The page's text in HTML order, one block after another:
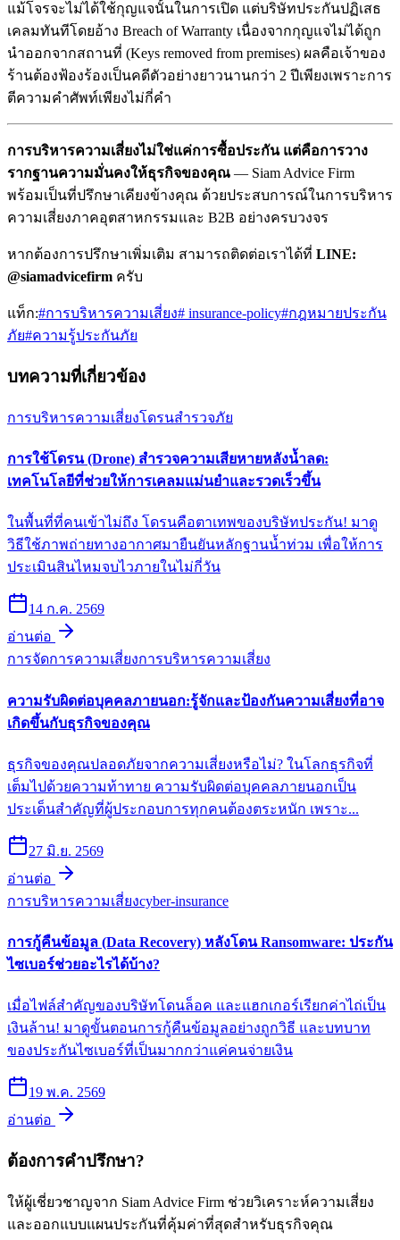
แม้โจรจะไม่ได้ใช้กุญแจนั้นในการเปิด แต่บริษัทประกันปฏิเสธ
เคลมทันทีโดยอ้าง Breach of Warranty เนื่องจากกุญแจไม่ได้ถูก
นำออกจากสถานที่ (Keys removed from premises) ผลคือเจ้าของ
ร้านต้องฟ้องร้องเป็นคดีตัวอย่างยาวนานกว่า 2 ปีเพียงเพราะการ
ตีความคำศัพท์เพียงไม่กี่คำ
การบริหารความเสี่ยงไม่ใช่แค่การซื้อประกัน แต่คือการวาง
รากฐานความมั่นคงให้ธุรกิจของคุณ — Siam Advice Firm
พร้อมเป็นที่ปรึกษาเคียงข้างคุณ ด้วยประสบการณ์ในการบริหาร
ความเสี่ยงภาคอุตสาหกรรมและ B2B อย่างครบวงจร
หากต้องการปรึกษาเพิ่มเติม สามารถติดต่อเราได้ที่ LINE:
@siamadvicefirm ครับ
แท็ก:#การบริหารความเสี่ยง# insurance-policy#กฎหมายประกัน
ภัย#ความรู้ประกันภัย
บทความที่เกี่ยวข้อง
การบริหารความเสี่ยงโดรนสำรวจภัย
การใช้โดรน (Drone) สำรวจความเสียหายหลังน้ำลด:
เทคโนโลยีที่ช่วยให้การเคลมแม่นยำและรวดเร็วขึ้น
ในพื้นที่ที่คนเข้าไม่ถึง โดรนคือตาเทพของบริษัทประกัน! มาดู
วิธีใช้ภาพถ่ายทางอากาศมายืนยันหลักฐานน้ำท่วม เพื่อให้การ
ประเมินสินไหมจบไวภายในไม่กี่วัน
14 ก.ค. 2569
อ่านต่อ
การจัดการความเสี่ยงการบริหารความเสี่ยง
ความรับผิดต่อบุคคลภายนอก:รู้จักและป้องกันความเสี่ยงที่อาจ
เกิดขึ้นกับธุรกิจของคุณ
ธุรกิจของคุณปลอดภัยจากความเสี่ยงหรือไม่? ในโลกธุรกิจที่
เต็มไปด้วยความท้าทาย ความรับผิดต่อบุคคลภายนอกเป็น
ประเด็นสำคัญที่ผู้ประกอบการทุกคนต้องตระหนัก เพราะ...
27 มิ.ย. 2569
อ่านต่อ
การบริหารความเสี่ยงcyber-insurance
การกู้คืนข้อมูล (Data Recovery) หลังโดน Ransomware: ประกัน
ไซเบอร์ช่วยอะไรได้บ้าง?
เมื่อไฟล์สำคัญของบริษัทโดนล็อค และแฮกเกอร์เรียกค่าไถ่เป็น
เงินล้าน! มาดูขั้นตอนการกู้คืนข้อมูลอย่างถูกวิธี และบทบาท
ของประกันไซเบอร์ที่เป็นมากกว่าแค่คนจ่ายเงิน
19 พ.ค. 2569
อ่านต่อ
ต้องการคำปรึกษา?
ให้ผู้เชี่ยวชาญจาก Siam Advice Firm ช่วยวิเคราะห์ความเสี่ยง
และออกแบบแผนประกันที่คุ้มค่าที่สุดสำหรับธุรกิจคุณ